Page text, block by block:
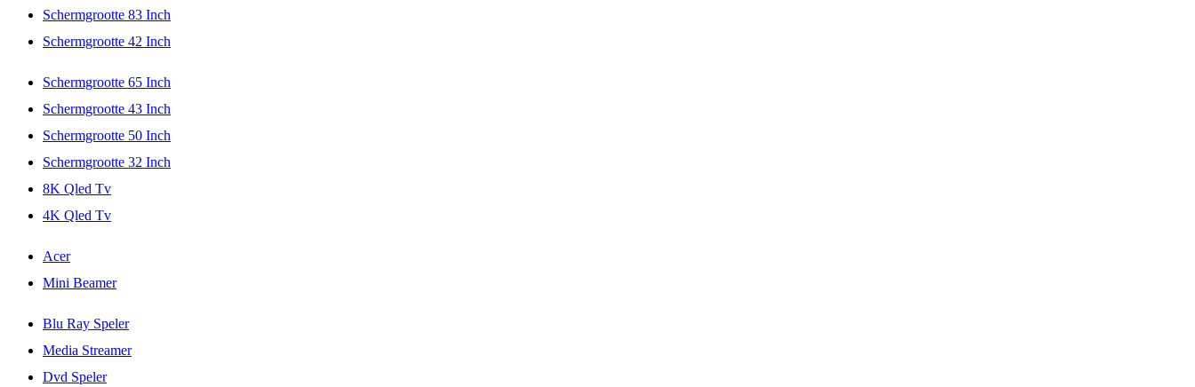
Schermgrootte 83 Inch
Schermgrootte 42 Inch
Schermgrootte 65 Inch
Schermgrootte 43 Inch
Schermgrootte 50 Inch
Schermgrootte 32 Inch
8K Qled Tv
4K Qled Tv
Acer
Mini Beamer
Blu Ray Speler
Media Streamer
Dvd Speler